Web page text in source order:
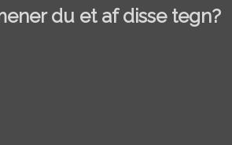
du et af disse tegn?